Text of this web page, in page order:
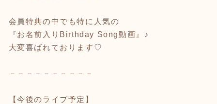
会員特典の中でも特に人気の
『お名前入りBirthday Song動画』♪
大変喜ばれております♡
－－－－－－－－－－
【今後のライブ予定】